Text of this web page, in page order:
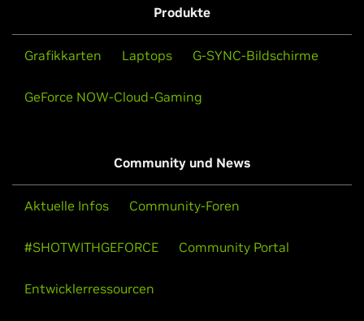
Produkte
Grafikkarten Laptops G-SYNC-Bildschirme
GeForce NOW-Cloud-Gaming
Community und News
Aktuelle Infos Community-Foren
#SHOTWITHGEFORCE Community Portal
Entwicklerressourcen